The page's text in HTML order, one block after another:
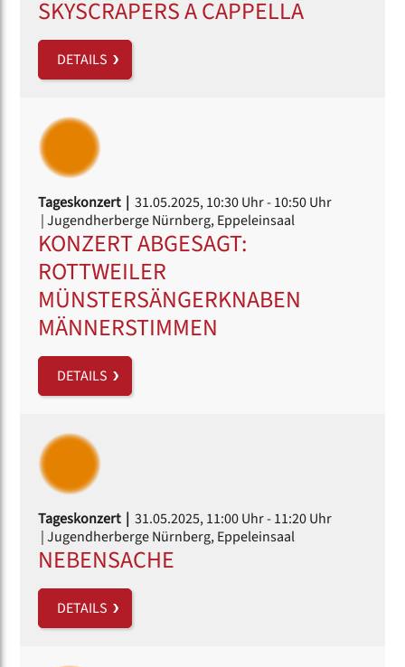
SKYSCRAPERS A CAPPELLA
DETAILS
Tageskonzert | 31.05.2025, 10:30 Uhr- 10:50 Uhr
| Jugendherberge Nürnberg, Eppeleinsaal
KONZERT ABGESAGT:
ROTTWEILER
MÜNSTERSÄNGERKNABEN
MÄNNERSTIMMEN
DETAILS
Tageskonzert | 31.05.2025, 11:00 Uhr- 11:20 Uhr
| Jugendherberge Nürnberg, Eppeleinsaal
NEBENSACHE
DETAILS